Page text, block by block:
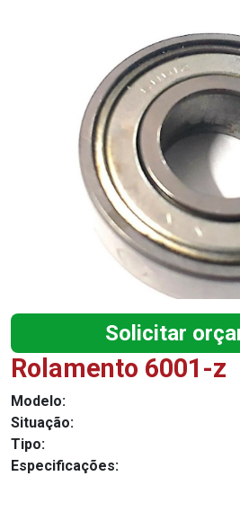
Solicitar
Rolamento 6001-z
Modelo:
Situação:
Tipo:
Especificações: